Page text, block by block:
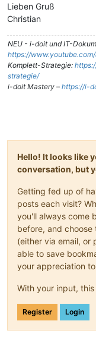
Lieben Gruß
Christian
NEU - i-doit und IT-
https://www.youtube.com/
Komplett-Strategie:
strategie/
i-doit Mastery – https://i-
Hello! It looks like
conversation, but
Getting fed up of
posts each visit?
you'll always come
before, and
(either via email, or
able to save
your appreciation
With your input,
Register Login